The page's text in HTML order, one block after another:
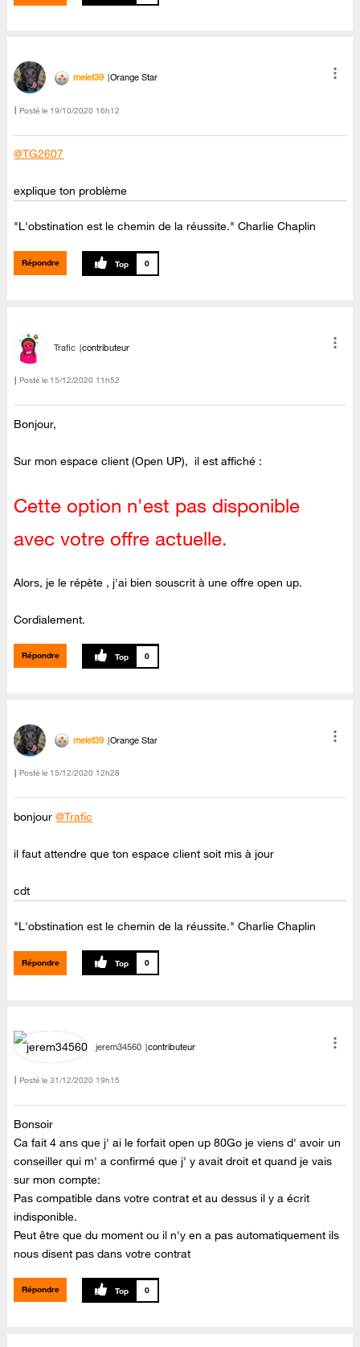
melet39 Orange Star
Posté le ‎19/10/2020 16h12
@TG2607
explique ton problème
"L'obstination est le chemin de la réussite." Charlie Chaplin
Répondre 0
Trafic contributeur
Posté le ‎15/12/2020 11h52
Bonjour,
Sur mon espace client (Open UP), il est affiché :
Cette option n'est pas disponible
avec votre offre actuelle.
Alors, je le répète , j'ai bien souscrit à une offre open up.
Cordialement.
Répondre 0
melet39 Orange Star
Posté le ‎15/12/2020 12h28
bonjour@Trafic
il faut attendre que ton espace client soit mis à jour
cdt
"L'obstination est le chemin de la réussite." Charlie Chaplin
Répondre 0
jerem34560 contributeur
Posté le ‎31/12/2020 19h15
Bonsoir
Ca fait 4 ans que j' ai le forfait open up 80Go je viens d' avoir un
conseiller qui m' a confirmé que j' y avait droit et quand je vais
sur mon compte:
Pas compatible dans votre contrat et au dessus il y a écrit
indisponible.
Peut être que du moment ou il n'y en a pas automatiquement ils
nous disent pas dans votre contrat
Répondre 0